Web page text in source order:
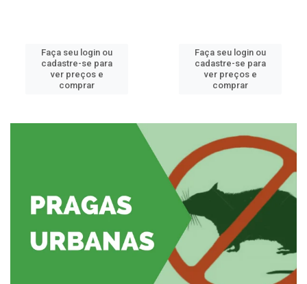
Faça seu login ou
cadastre-se para
ver preços e
comprar
Faça seu login ou
cadastre-se para
ver preços e
comprar